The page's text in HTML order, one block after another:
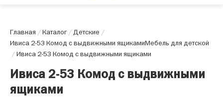
Главная /Каталог/Детские /
Ивиса 2-53 Комод с выдвижными ящикамиМебель для детской
/Ивиса 2-53 Комод с выдвижными ящиками
Ивиса 2-53 Комод с выдвижными
ящиками